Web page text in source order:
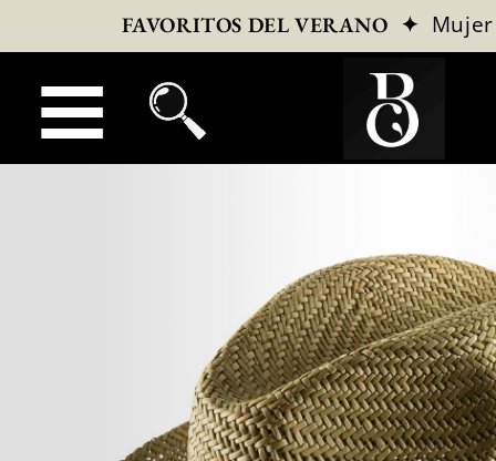
FAVORITOS DEL VERANO ✦ Mujer